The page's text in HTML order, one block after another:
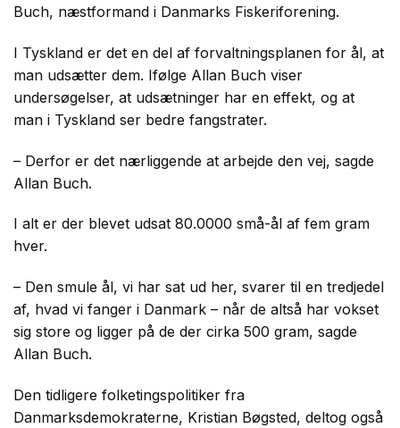
Buch, næstformand i Danmarks Fiskeriforening.
I Tyskland er det en del af forvaltningsplanen for ål, at
man udsætter dem. Ifølge Allan Buch viser
undersøgelser, at udsætninger har en effekt, og at
man i Tyskland ser bedre fangstrater.
– Derfor er det nærliggende at arbejde den vej, sagde
Allan Buch.
I alt er der blevet udsat 80.0000 små-ål af fem gram
hver.
– Den smule ål, vi har sat ud her, svarer til en tredjedel
af, hvad vi fanger i Danmark – når de altså har vokset
sig store og ligger på de der cirka 500 gram, sagde
Allan Buch.
Den tidligere folketingspolitiker fra
Danmarksdemokraterne, Kristian Bøgsted, deltog også